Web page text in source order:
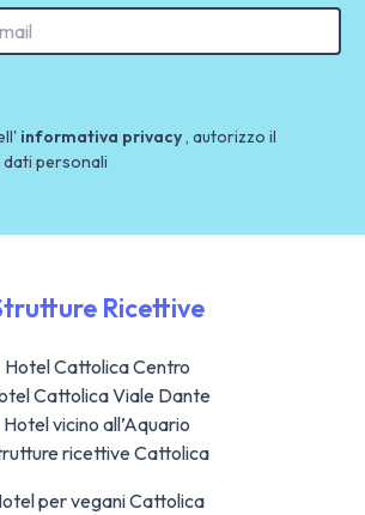
informativa privacy , autorizzo il
personali
Ricettive
Hotel Cattolica Centro
Cattolica Viale Dante
Hotel vicino all’Aquario
ricettive Cattolica
per vegani Cattolica